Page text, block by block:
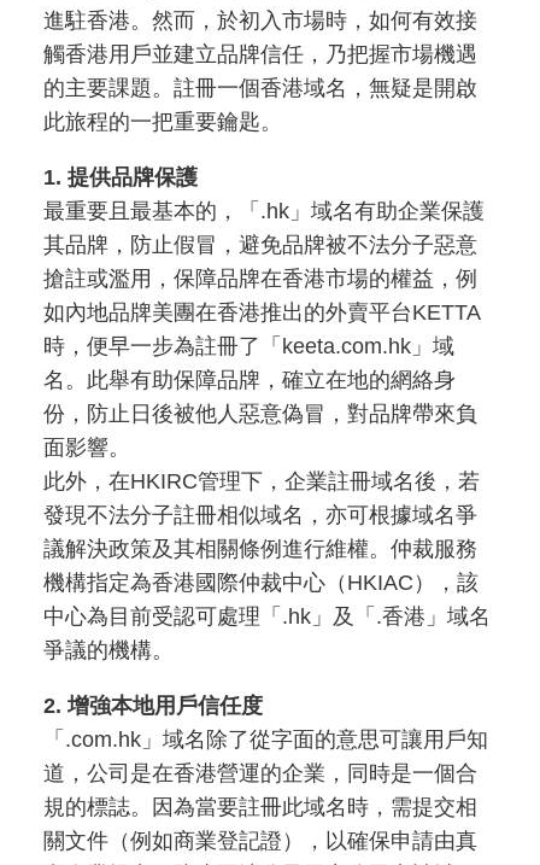
進駐香港。然而，於初入市場時，如何有效接
觸香港用戶並建立品牌信任，乃把握市場機遇
的主要課題。註冊一個香港域名，無疑是開啟
此旅程的一把重要鑰匙。
1. 提供品牌保護
最重要且最基本的，「.hk」域名有助企業保護
其品牌，防止假冒，避免品牌被不法分子惡意
搶註或濫用，保障品牌在香港市場的權益，例
如內地品牌美團在香港推出的外賣平台KETTA
時，便早一步為註冊了「keeta.com.hk」域
名。此舉有助保障品牌，確立在地的網絡身
份，防止日後被他人惡意偽冒，對品牌帶來負
面影響。
此外，在HKIRC管理下，企業註冊域名後，若
發現不法分子註冊相似域名，亦可根據域名爭
議解決政策及其相關條例進行維權。仲裁服務
機構指定為香港國際仲裁中心（HKIAC），該
中心為目前受認可處理「.hk」及「.香港」域名
爭議的機構。
2. 增強本地用戶信任度
「.com.hk」域名除了從字面的意思可讓用戶知
道，公司是在香港營運的企業，同時是一個合
規的標誌。因為當要註冊此域名時，需提交相
關文件（例如商業登記證），以確保申請由真